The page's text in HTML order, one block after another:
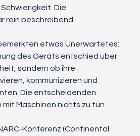
Die
rein beschreibend.
etwas Unerwartetes:
des Geräts entschied über
sondern ob ihre
kommunizieren und
Die entscheidenden
Maschinen nichts zu tun.
Konferenz (Continental